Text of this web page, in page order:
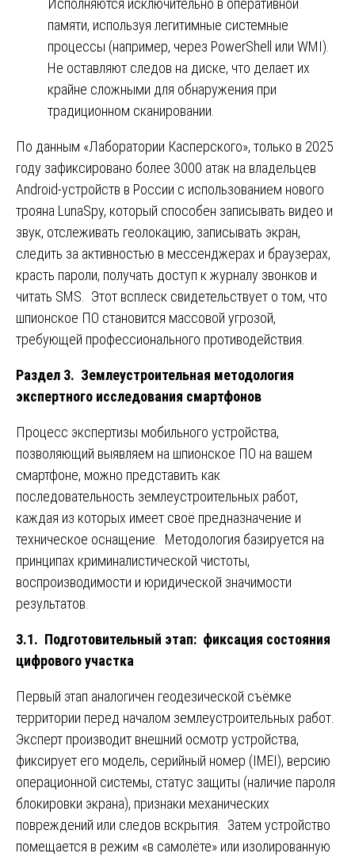
памяти, используя легитимные системные
процессы (например, через PowerShell или WMI).
Не оставляют следов на диске, что делает их
крайне сложными для обнаружения при
традиционном сканировании.
По данным «Лаборатории Касперского», только в 2025
году зафиксировано более 3000 атак на владельцев
Android-устройств в России с использованием нового
трояна LunaSpy, который способен записывать видео и
звук, отслеживать геолокацию, записывать экран,
следить за активностью в мессенджерах и браузерах,
красть пароли, получать доступ к журналу звонков и
читать SMS. Этот всплеск свидетельствует о том, что
шпионское ПО становится массовой угрозой,
требующей профессионального противодействия.
Раздел 3. Землеустроительная методология
экспертного исследования смартфонов
Процесс экспертизы мобильного устройства,
позволяющий выявляем на шпионское ПО на вашем
смартфоне, можно представить как
последовательность землеустроительных работ,
каждая из которых имеет своё предназначение и
техническое оснащение. Методология базируется на
принципах криминалистической чистоты,
воспроизводимости и юридической значимости
результатов.
3.1. Подготовительный этап: фиксация состояния
цифрового участка
Первый этап аналогичен геодезической съёмке
территории перед началом землеустроительных работ.
Эксперт производит внешний осмотр устройства,
фиксирует его модель, серийный номер (IMEI), версию
операционной системы, статус защиты (наличие пароля
блокировки экрана), признаки механических
повреждений или следов вскрытия. Затем устройство
помещается в режим «в самолёте» или изолированную